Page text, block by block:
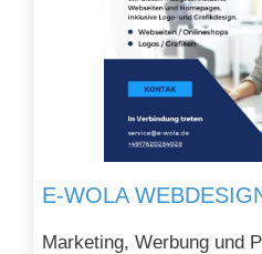
E-WOLA